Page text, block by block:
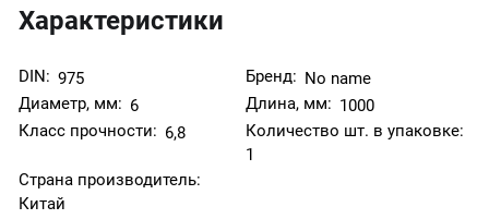
Характеристики
DIN: 975 Бренд: No name
Диаметр, мм: 6 Длина, мм: 1000
Класс прочности: 6,8
Количество шт. в упаковке:
1
Страна производитель:
Китай